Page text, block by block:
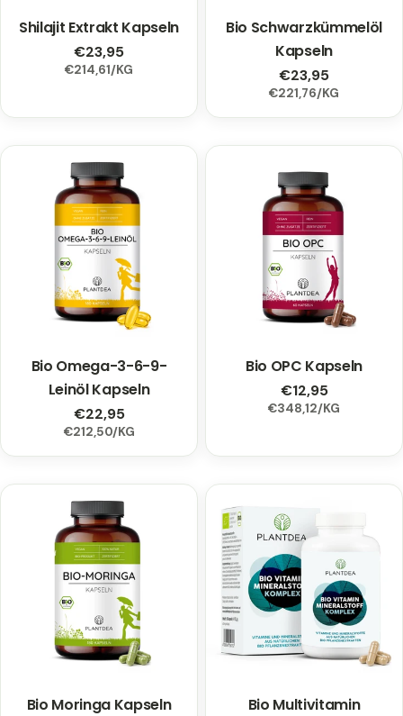
Typ:
Shilajit Extrakt Kapseln
Regulärer
Preis
€23,95
EINZELPREIS
€214,61/PRO
KG
Typ:
Bio Schwarzkümmelöl
Kapseln
Regulärer
Preis
€23,95
EINZELPREIS
€221,76/PRO
KG
Typ:
Bio Omega-3-6-9-
Leinöl Kapseln
Regulärer
Preis
€22,95
EINZELPREIS
€212,50/PRO
KG
Typ:
Bio OPC Kapseln
Regulärer
Preis
€12,95
EINZELPREIS
€348,12/PRO
KG
Typ:
Bio Moringa Kapseln Typ:
Bio Multivitamin